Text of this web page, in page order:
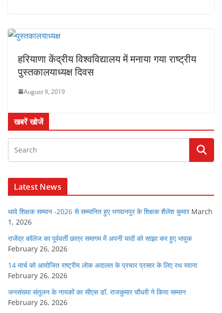
हरियाणा केंद्रीय विश्वविद्यालय में मनाया गया राष्ट्रीय
पुस्तकालयाध्यक्ष दिवस
August 9, 2019
खबरें खोजें
Latest News
थावे शिक्षक सम्मान -2026 से सम्मानित हुए भगवानपुर के शिक्षक शैलेश कुमार March
1, 2026
राजेंद्र कॉलेज का पूर्ववर्ती छात्र समागम में अपनी यादों को साझा कर हुए भावुक
February 26, 2026
14 मार्च को आयोजित राष्ट्रीय लोक अदालत के प्रचार प्रसार के लिए रथ रवाना
February 26, 2026
जनसंख्या संतुलन के नायकों का सीएस डॉ. राजकुमार चौधरी ने किया सम्मान
February 26, 2026